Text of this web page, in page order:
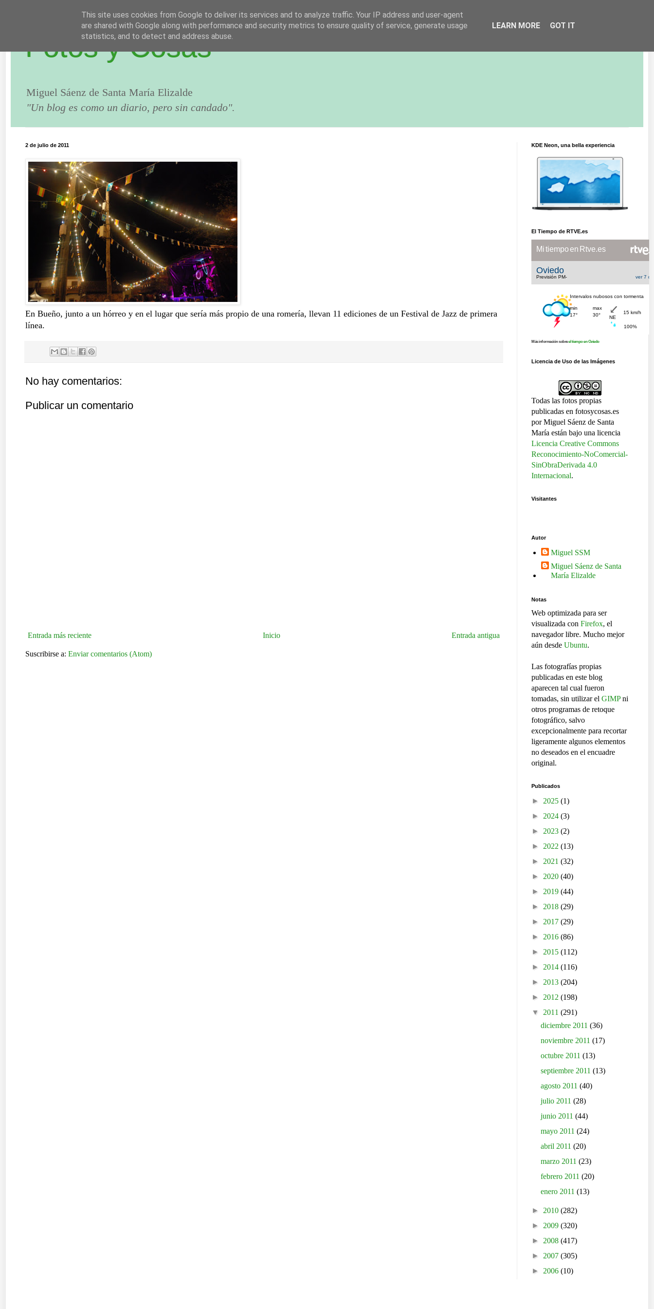
Fotos y Cosas
Miguel Sáenz de Santa María Elizalde
"Un blog es como un diario, pero sin candado".
2 de julio de 2011
En Bueño, junto a un hórreo y en el lugar que sería más propio de una romería, llevan 11 ediciones de un Festival de Jazz de primera
línea.
No hay comentarios:
Publicar un comentario
Entrada más reciente Entrada antigua
Inicio
Suscribirse a: Enviar comentarios (Atom)
KDE Neon, una bella experiencia
El Tiempo de RTVE.es
Más información sobreel tiempo en Oviedo
Licencia de Uso de las Imágenes
Todas las fotos propias
publicadas en fotosycosas.es
por Miguel Sáenz de Santa
María están bajo una licencia
Licencia Creative Commons
Reconocimiento-NoComercial-
SinObraDerivada 4.0
Internacional.
Visitantes
Autor
Miguel SSM
Miguel Sáenz de Santa
María Elizalde
Notas
Web optimizada para ser
visualizada con Firefox, el
navegador libre. Mucho mejor
aún desde Ubuntu.
Las fotografías propias
publicadas en este blog
aparecen tal cual fueron
tomadas, sin utilizar el GIMPni
otros programas de retoque
fotográfico, salvo
excepcionalmente para recortar
ligeramente algunos elementos
no deseados en el encuadre
original.
Publicados
► 2025 (1)
► 2024 (3)
► 2023 (2)
► 2022 (13)
► 2021 (32)
► 2020 (40)
► 2019 (44)
► 2018 (29)
► 2017 (29)
► 2016 (86)
► 2015 (112)
► 2014 (116)
► 2013 (204)
► 2012 (198)
▼ 2011 (291)
diciembre 2011(36)
noviembre 2011(17)
octubre 2011(13)
septiembre 2011(13)
agosto 2011(40)
julio 2011(28)
junio 2011(44)
mayo 2011(24)
abril 2011(20)
marzo 2011(23)
febrero 2011(20)
enero 2011(13)
► 2010 (282)
► 2009 (320)
► 2008 (417)
► 2007 (305)
► 2006 (10)
This site uses cookies from Google to deliver its services and to analyze traffic. Your IP address and user-agent
are shared with Google along with performance and security metrics to ensure quality of service, generate usage
statistics, and to detect and address abuse.
LEARN MORE GOT IT